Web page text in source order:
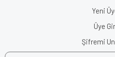
Yeni
Üye
Şifremi